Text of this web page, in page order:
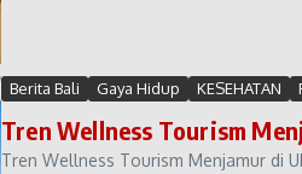
Berita Bali Gaya Hidup KESEHATAN
Tren Wellness Tourism
Tren Wellness Tourism Menjamur di